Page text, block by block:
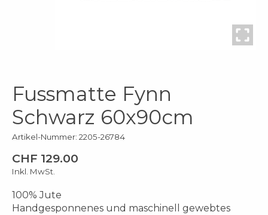
Fussmatte Fynn
Schwarz 60x90cm
Artikel-Nummer: 2205-26784
CHF 129.00
Inkl. MwSt.
100% Jute
Handgesponnenes und maschinell gewebtes